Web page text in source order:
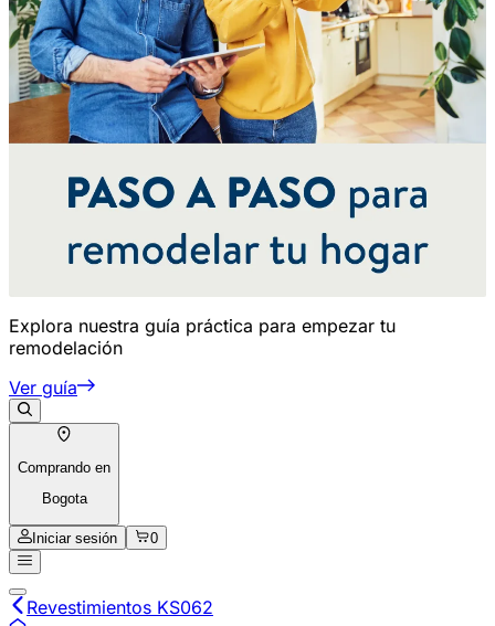
Explora nuestra guía práctica para empezar tu
remodelación
Ver guía
Comprando en
Bogota
Iniciar sesión 0
Revestimientos KS062